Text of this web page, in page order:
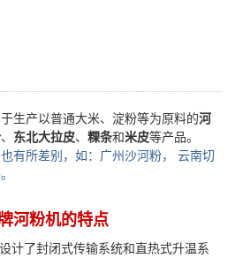
生产以普通大米、淀粉等为原料的河
、 东北大拉皮、 粿条和米皮等产品。
有所差别，如：广州沙河粉， 云南切
河粉机的特点
计了封闭式传输系统和直热式升温系